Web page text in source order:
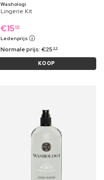
Washologi
Lingerie Kit
€15 09
Ledenprijs
Normale prijs:€25 99
KOOP